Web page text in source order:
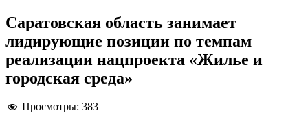
Саратовская область занимает
лидирующие позиции по темпам
реализации нацпроекта «Жилье и
городская среда»
Просмотры: 383